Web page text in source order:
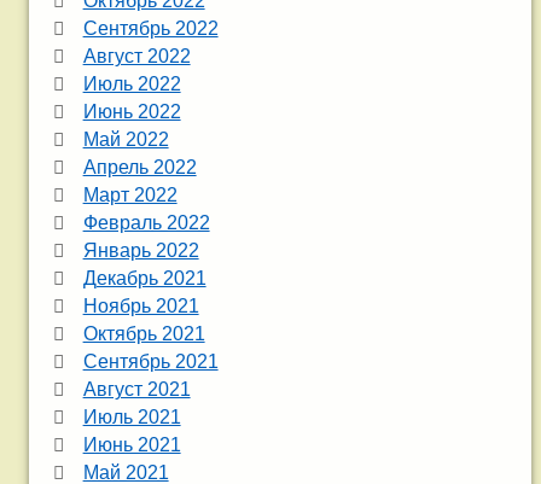
Сентябрь 2022
Август 2022
Июль 2022
Июнь 2022
Май 2022
Апрель 2022
Март 2022
Февраль 2022
Январь 2022
Декабрь 2021
Ноябрь 2021
Октябрь 2021
Сентябрь 2021
Август 2021
Июль 2021
Июнь 2021
Май 2021